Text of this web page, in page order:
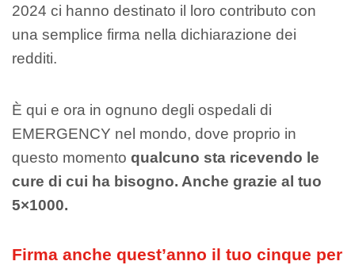
2024 ci hanno destinato il loro contributo con
una semplice firma nella dichiarazione dei
redditi.
È qui e ora in ognuno degli ospedali di
EMERGENCY nel mondo, dove proprio in
questo momento qualcuno sta ricevendo le
cure di cui ha bisogno. Anche grazie al tuo
5×1000.
Firma anche quest’anno il tuo cinque per